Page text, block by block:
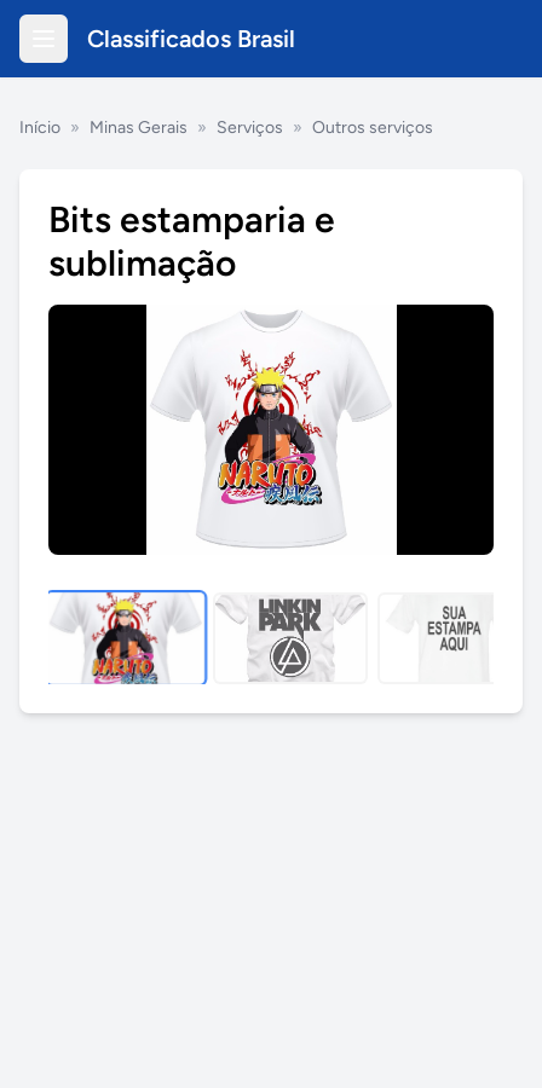
Classificados Brasil
Início » Minas Gerais » Serviços » Outros serviços
Bits estamparia e
sublimação